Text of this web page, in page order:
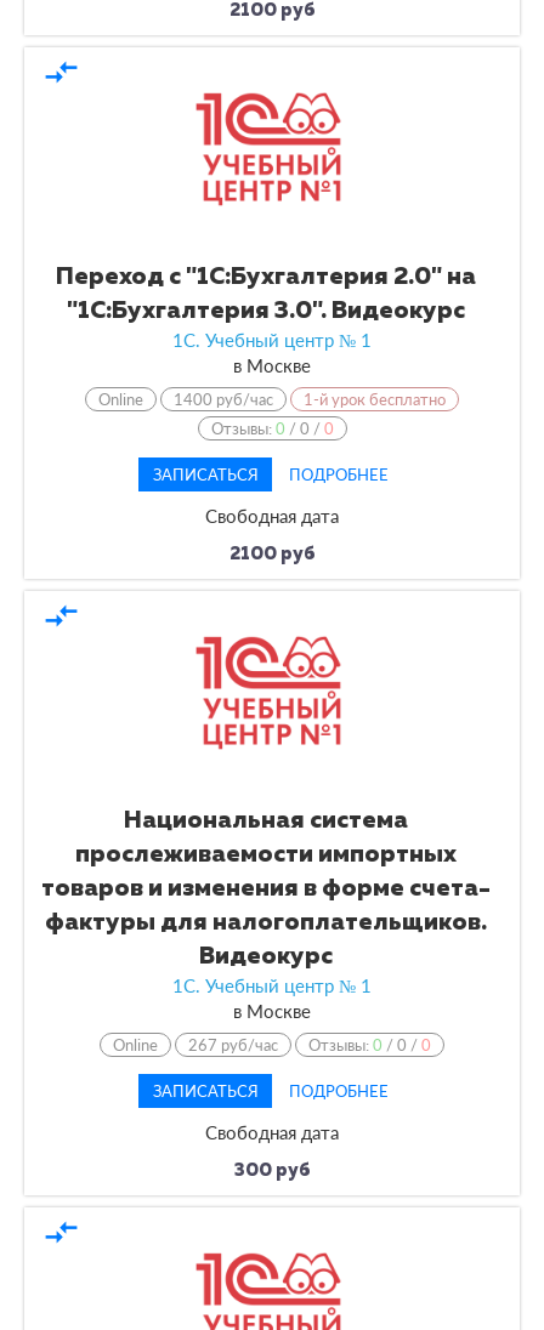
2100 руб
compare_arrows
Переход с "1С:Бухгалтерия 2.0" на
"1С:Бухгалтерия 3.0". Видеокурс
1С. Учебный центр № 1
в Москве
Online 1400 руб/час
1-й урок бесплатно
Отзывы:0 /0 /0
ЗАПИСАТЬСЯ ПОДРОБНЕЕ
Свободная дата
2100 руб
compare_arrows
Национальная система
прослеживаемости импортных
товаров и изменения в форме счета-
фактуры для налогоплательщиков.
Видеокурс
1С. Учебный центр № 1
в Москве
Online 267 руб/час Отзывы:0 /0 /0
ЗАПИСАТЬСЯ ПОДРОБНЕЕ
Свободная дата
300 руб
compare_arrows